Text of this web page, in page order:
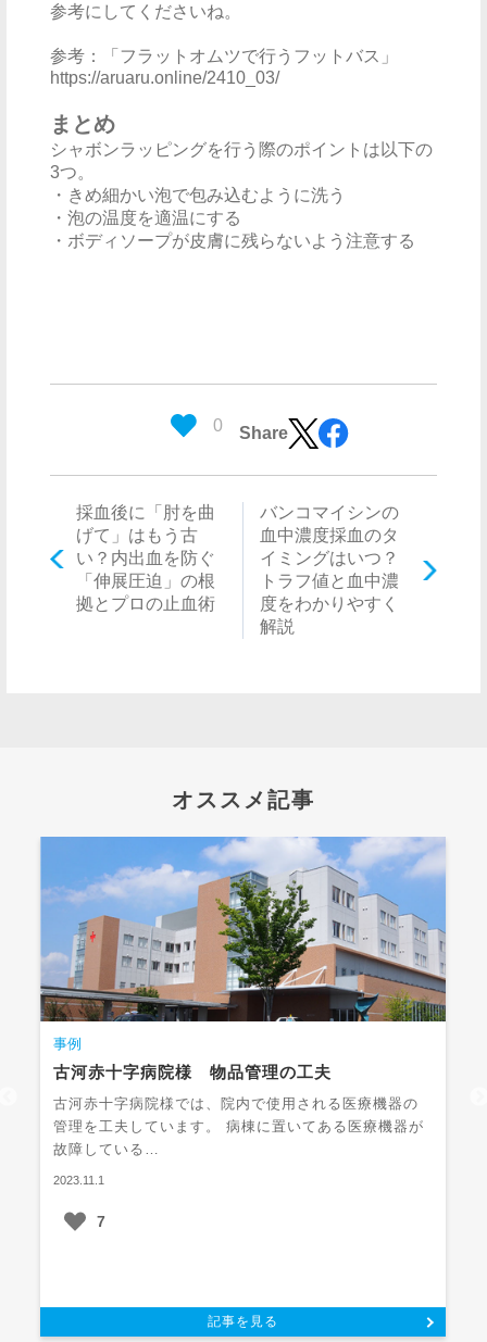
参考にしてくださいね。
参考：「フラットオムツで行うフットバス」
https://aruaru.online/2410_03/
まとめ
シャボンラッピングを行う際のポイントは以下の
3つ。
・きめ細かい泡で包み込むように洗う
・泡の温度を適温にする
・ボディソープが皮膚に残らないよう注意する
0 Share
採血後に「肘を曲
げて」はもう古
い？内出血を防ぐ
「伸展圧迫」の根
拠とプロの止血術
バンコマイシンの
血中濃度採血のタ
イミングはいつ？
トラフ値と血中濃
度をわかりやすく
解説
オススメ記事
事例
古河赤十字病院様 物品管理の工夫
古河赤十字病院様では、院内で使用される医療機器の
管理を工夫しています。 病棟に置いてある医療機器が
故障している…
2023.11.1
7
記事を見る